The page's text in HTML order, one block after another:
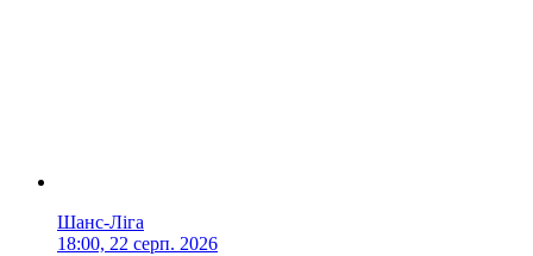
Шанс-Ліга
18:00, 22 серп. 2026